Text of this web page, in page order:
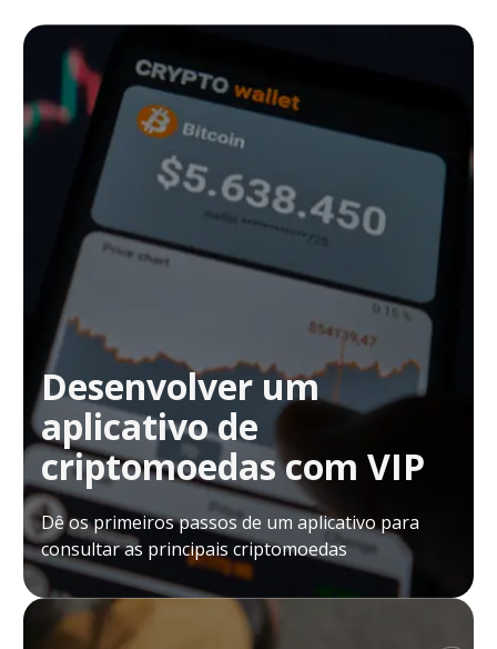
Desenvolver um
aplicativo de
criptomoedas com VIP
Dê os primeiros passos de um aplicativo para
consultar as principais criptomoedas